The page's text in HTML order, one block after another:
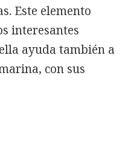
Este elemento
interesantes
ayuda también a
con sus